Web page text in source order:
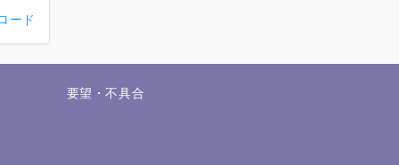
ード
要望・不具合